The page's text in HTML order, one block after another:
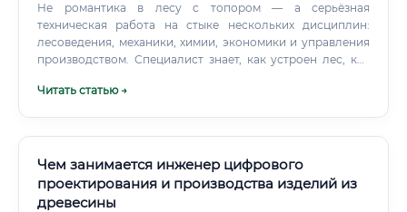
Не романтика в лесу с топором — а серьёзная
техническая работа на стыке нескольких дисциплин:
лесоведения, механики, химии, экономики и управления
производством. Специалист знает, как устроен лес, как
переработать кругляк в готовый продукт с
Читать статью →
Чем занимается инженер цифрового
проектирования и производства изделий из
древесины